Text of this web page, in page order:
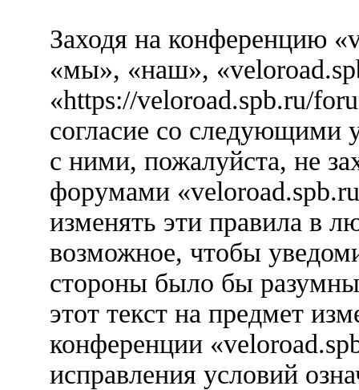
Заходя на конференцию
«мы», «наш»,
«https://veloroad.spb.ru/
согласие со следующими
с ними, пожалуйста, не
форумами
изменять эти правила в
возможное, чтобы
стороны было бы
этот текст на предмет
конференции
исправления условий